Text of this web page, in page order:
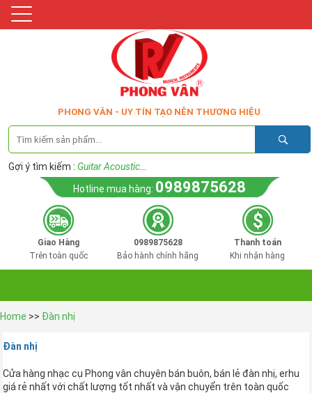
PHONG VÂN - UY TÍN TẠO NÊN THƯƠNG HIỆU
Gợi ý tìm kiếm : Guitar Acoustic
Hotline mua hàng: 0989875628
Giao Hàng
Trên toàn quốc
0989875628
Bảo hành chính hãng
Thanh toán
Khi nhận hàng
Home >> Đàn nhị
Đàn nhị
Cửa hàng nhạc cụ Phong vân chuyên bán buôn, bán lẻ đàn nhị, erhu
giá rẻ nhất với chất lượng tốt nhất và vận chuyển trên toàn quốc